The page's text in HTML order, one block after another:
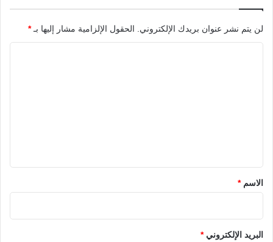
لن يتم نشر عنوان بريدك الإلكتروني. الحقول الإلزامية مشار إليها بـ*
*الاسم*
البريد الإلكتروني*